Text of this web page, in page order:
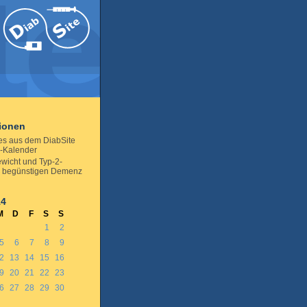
aus dem DiabSite
Kalender
und Typ-2-
begünstigen Demenz
D F S
S
1
2
5 6 7 8
9
13 14 15
16
20 21 22
23
27 28 29
30